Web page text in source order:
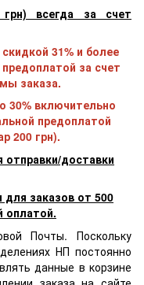
всегда за счет
31% и более
за счет
заказа.
30% включительно
предоплатой
200 грн).
доставки
заказов от 500
оплатой.
Почты. Поскольку
НП постоянно
данные в корзине